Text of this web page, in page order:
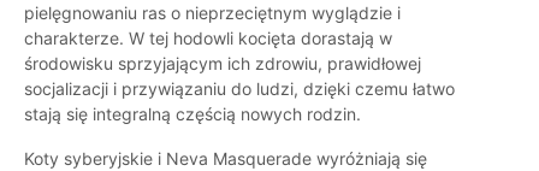
pielęgnowaniu ras o nieprzeciętnym wyglądzie i
charakterze. W tej hodowli kocięta dorastają w
środowisku sprzyjającym ich zdrowiu, prawidłowej
socjalizacji i przywiązaniu do ludzi, dzięki czemu łatwo
stają się integralną częścią nowych rodzin.
Koty syberyjskie i Neva Masquerade wyróżniają się